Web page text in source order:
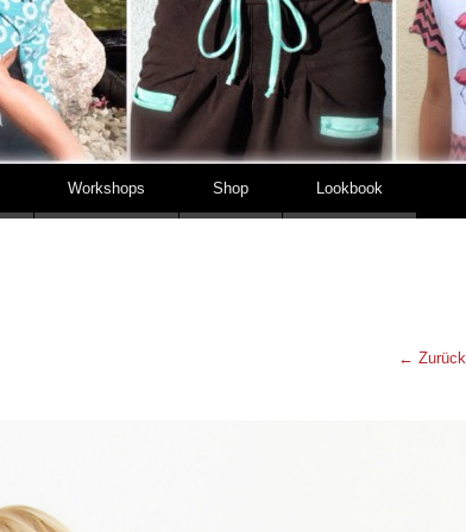
Workshops Shop Lookbook
← Zurück